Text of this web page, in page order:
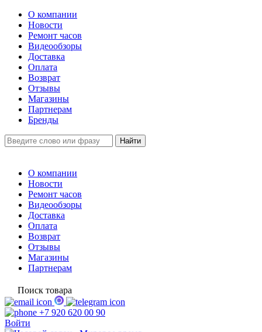
О компании
Новости
Ремонт часов
Видеообзоры
Доставка
Оплата
Возврат
Отзывы
Магазины
Партнерам
Бренды
О компании
Новости
Ремонт часов
Видеообзоры
Доставка
Оплата
Возврат
Отзывы
Магазины
Партнерам
Поиск товара
+7 920 620 00 90
Войти